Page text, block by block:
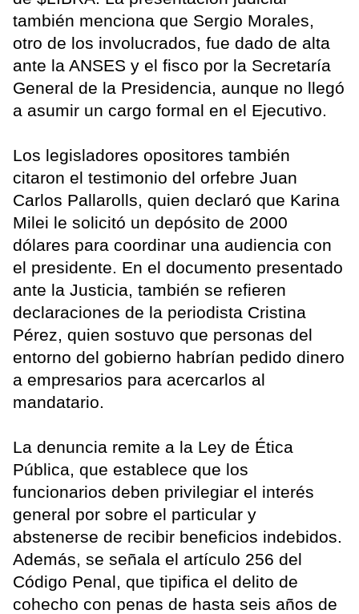
también menciona que Sergio Morales,
otro de los involucrados, fue dado de alta
ante la ANSES y el fisco por la Secretaría
General de la Presidencia, aunque no llegó
a asumir un cargo formal en el Ejecutivo.
Los legisladores opositores también
citaron el testimonio del orfebre Juan
Carlos Pallarolls, quien declaró que Karina
Milei le solicitó un depósito de 2000
dólares para coordinar una audiencia con
el presidente. En el documento presentado
ante la Justicia, también se refieren
declaraciones de la periodista Cristina
Pérez, quien sostuvo que personas del
entorno del gobierno habrían pedido dinero
a empresarios para acercarlos al
mandatario.
La denuncia remite a la Ley de Ética
Pública, que establece que los
funcionarios deben privilegiar el interés
general por sobre el particular y
abstenerse de recibir beneficios indebidos.
Además, se señala el artículo 256 del
Código Penal, que tipifica el delito de
cohecho con penas de hasta seis años de